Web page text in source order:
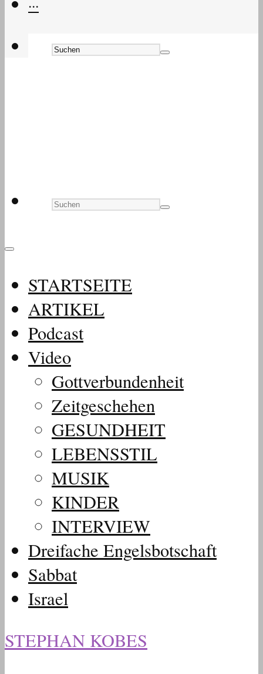
···
STARTSEITE
ARTIKEL
Podcast
Video
Gottverbundenheit
Zeitgeschehen
GESUNDHEIT
LEBENSSTIL
MUSIK
KINDER
INTERVIEW
Dreifache Engelsbotschaft
Sabbat
Israel
STEPHAN KOBES